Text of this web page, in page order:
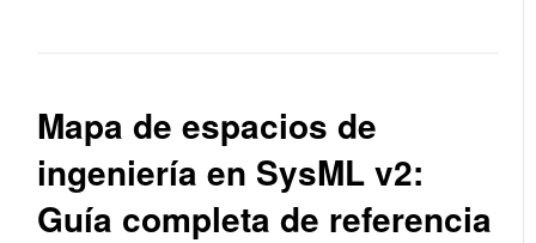
Mapa de espacios de
ingeniería en SysML v2:
Guía completa de referencia